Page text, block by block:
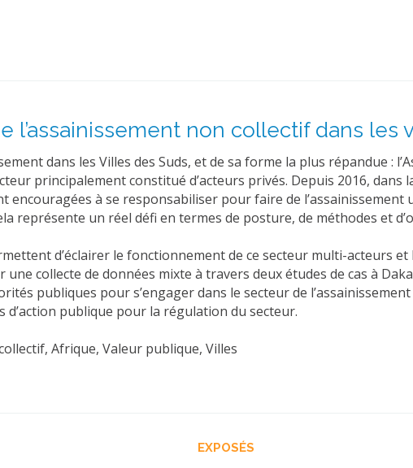
non collectif dans les
dans les Villes des Suds, et de sa forme la plus répandue :
principalement constitué d’acteurs privés. Depuis 2016, dans
à se responsabiliser pour faire de l’assainissement
représente un réel défi en termes de posture, de méthodes et
d’éclairer le fonctionnement de ce secteur multi-acteurs
collecte de données mixte à travers deux études de cas à
publiques pour s’engager dans le secteur de
publique pour la régulation du secteur.
Afrique, Valeur publique, Villes
EXPOSÉS